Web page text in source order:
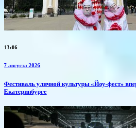
13:06
7 августа 2026
​Фестиваль уличной культуры «Йоу-фест»
Екатеринбурге